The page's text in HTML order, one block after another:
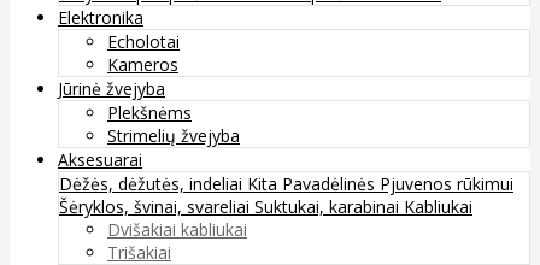
Elektronika
Echolotai
Kameros
Jūrinė žvejyba
Plekšnėms
Strimelių žvejyba
Aksesuarai
Dėžės, dėžutės, indeliai Kita Pavadėlinės Pjuvenos rūkimui
Šėryklos, švinai, svareliai Suktukai, karabinai Kabliukai
Dvišakiai kabliukai
Trišakiai